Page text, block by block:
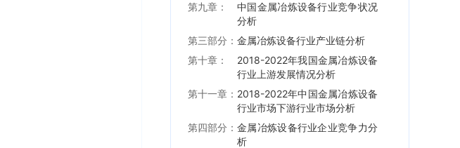
第九章：
中国金属冶炼设备行业竞争状况
分析
第三部分： 金属冶炼设备行业产业链分析
第十章：
2018-2022年我国金属冶炼设备
行业上游发展情况分析
第十一章： 2018-2022年中国金属冶炼设备
行业市场下游行业市场分析
第四部分： 金属冶炼设备行业企业竞争力分
析